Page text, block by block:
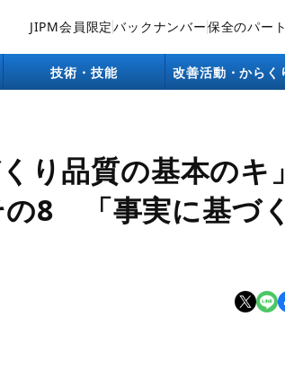
JIPM会員限定バックナンバー保全のパー
技術・技能 改善活動・からく
り品質の基本のキ
8 「事実に基づ